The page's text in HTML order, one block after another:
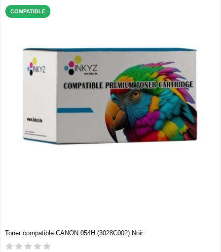
COMPATIBLE
Toner compatible CANON 054H (3028C002) Noir